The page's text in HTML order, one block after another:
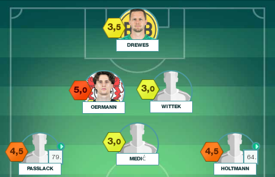
3,5
DREWES
5,0
OERMANN
3,0
WITTEK
79.
4,5
PASSLACK
3,0
MEDIĆ 64.
4,5
HOLTMANN